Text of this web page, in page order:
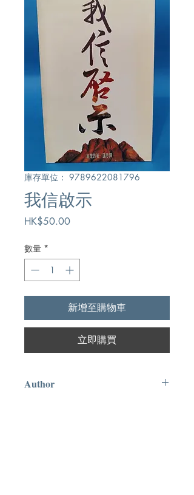
庫存單位： 9789622081796
我信啟示
HK$50.00價
數量 *
新增至購物車
立即購買
Author